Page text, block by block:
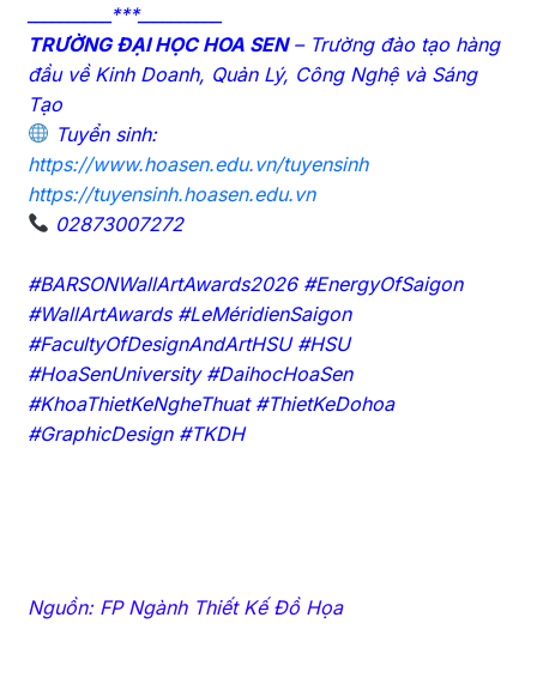
__________***__________
TRƯỜNG ĐẠI HỌC HOA SEN– Trường đào tạo hàng
đầu về Kinh Doanh, Quản Lý, Công Nghệ và Sáng
Tạo
Tuyển sinh:
https://www.hoasen.edu.vn/tuyensinh
https://tuyensinh.hoasen.edu.vn
02873007272
#BARSONWallArtAwards2026 #EnergyOfSaigon
#WallArtAwards #LeMéridienSaigon
#FacultyOfDesignAndArtHSU #HSU
#HoaSenUniversity #DaihocHoaSen
#KhoaThietKeNgheThuat #ThietKeDohoa
#GraphicDesign #TKDH
Nguồn: FP Ngành Thiết Kế Đồ Họa